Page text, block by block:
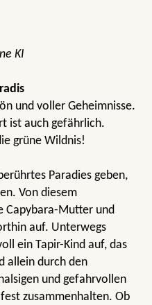
KI
und voller Geheimnisse.
ist auch gefährlich.
grüne Wildnis!
Paradies geben,
Von diesem
Capybara-Mutter und
auf. Unterwegs
ein Tapir-Kind auf, das
allein durch den
und gefahrvollen
zusammenhalten. Ob